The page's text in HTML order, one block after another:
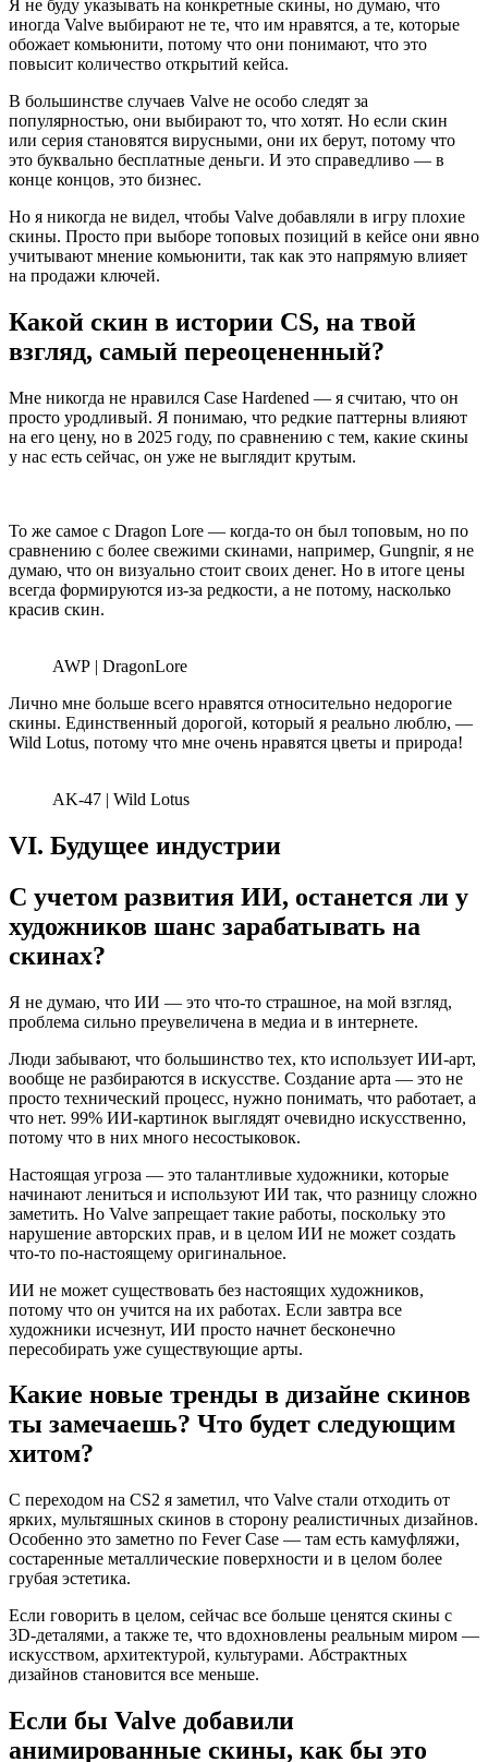
Я не буду указывать на конкретные скины, но думаю, что
иногда Valve выбирают не те, что им нравятся, а те, которые
обожает комьюнити, потому что они понимают, что это
повысит количество открытий кейса.
В большинстве случаев Valve не особо следят за
популярностью, они выбирают то, что хотят. Но если скин
или серия становятся вирусными, они их берут, потому что
это буквально бесплатные деньги. И это справедливо — в
конце концов, это бизнес.
Но я никогда не видел, чтобы Valve добавляли в игру плохие
скины. Просто при выборе топовых позиций в кейсе они явно
учитывают мнение комьюнити, так как это напрямую влияет
на продажи ключей.
Какой скин в истории CS, на твой
взгляд, самый переоцененный?
Мне никогда не нравился Case Hardened — я считаю, что он
просто уродливый. Я понимаю, что редкие паттерны влияют
на его цену, но в 2025 году, по сравнению с тем, какие скины
у нас есть сейчас, он уже не выглядит крутым.
То же самое с Dragon Lore — когда-то он был топовым, но по
сравнению с более свежими скинами, например, Gungnir, я не
думаю, что он визуально стоит своих денег. Но в итоге цены
всегда формируются из-за редкости, а не потому, насколько
красив скин.
AWP | DragonLore
Лично мне больше всего нравятся относительно недорогие
скины. Единственный дорогой, который я реально люблю, —
Wild Lotus, потому что мне очень нравятся цветы и природа!
AK-47 | Wild Lotus
VI. Будущее индустрии
С учетом развития ИИ, останется ли у
художников шанс зарабатывать на
скинах?
Я не думаю, что ИИ — это что-то страшное, на мой взгляд,
проблема сильно преувеличена в медиа и в интернете.
Люди забывают, что большинство тех, кто использует ИИ-арт,
вообще не разбираются в искусстве. Создание арта — это не
просто технический процесс, нужно понимать, что работает, а
что нет. 99% ИИ-картинок выглядят очевидно искусственно,
потому что в них много несостыковок.
Настоящая угроза — это талантливые художники, которые
начинают лениться и используют ИИ так, что разницу сложно
заметить. Но Valve запрещает такие работы, поскольку это
нарушение авторских прав, и в целом ИИ не может создать
что-то по-настоящему оригинальное.
ИИ не может существовать без настоящих художников,
потому что он учится на их работах. Если завтра все
художники исчезнут, ИИ просто начнет бесконечно
пересобирать уже существующие арты.
Какие новые тренды в дизайне скинов
ты замечаешь? Что будет следующим
хитом?
С переходом на CS2 я заметил, что Valve стали отходить от
ярких, мультяшных скинов в сторону реалистичных дизайнов.
Особенно это заметно по Fever Case — там есть камуфляжи,
состаренные металлические поверхности и в целом более
грубая эстетика.
Если говорить в целом, сейчас все больше ценятся скины с
3D-деталями, а также те, что вдохновлены реальным миром —
искусством, архитектурой, культурами. Абстрактных
дизайнов становится все меньше.
Если бы Valve добавили
анимированные скины, как бы это